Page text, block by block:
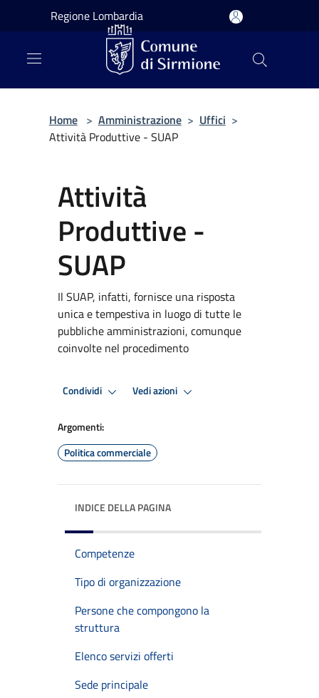
Salta al contenuto principale
Regione Lombardia
Home > Amministrazione > Uffici >
Attività Produttive - SUAP
Attività
Produttive -
SUAP
Il SUAP, infatti, fornisce una risposta
unica e tempestiva in luogo di tutte le
pubbliche amministrazioni, comunque
coinvolte nel procedimento
Condividi Vedi azioni
Argomenti:
Politica commerciale
INDICE DELLA PAGINA
Competenze
Tipo di organizzazione
Persone che compongono la
struttura
Elenco servizi offerti
Sede principale